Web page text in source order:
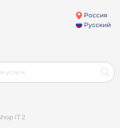
Россия
Русский
IT 2